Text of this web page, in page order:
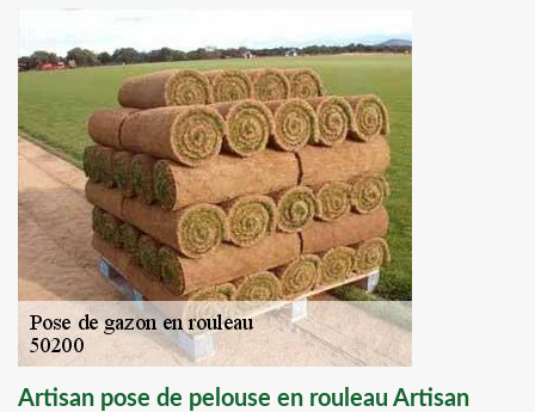
Artisan pose de pelouse en rouleau Artisan